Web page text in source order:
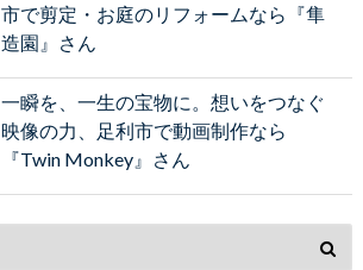
市で剪定・お庭のリフォームなら『隼
造園』さん
一瞬を、一生の宝物に。想いをつなぐ
映像の力、足利市で動画制作なら
『Twin Monkey』さん